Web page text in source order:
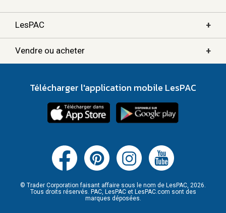
LesPAC +
Vendre ou acheter +
Télécharger l'application mobile LesPAC
© Trader Corporation faisant affaire sous le nom de LesPAC, 2026.
Tous droits réservés. PAC, LesPAC et LesPAC.com sont des
marques déposées.